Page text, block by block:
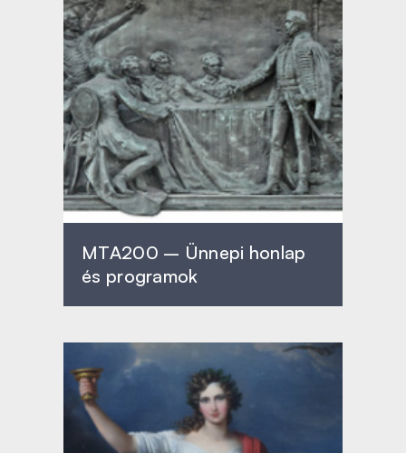
MTA200 – Ünnepi honlap
és programok